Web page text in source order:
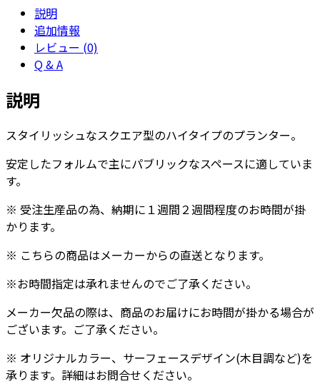
ー
説明
追加情報
レビュー (0)
Q & A
説明
スタイリッシュなスクエア型のハイタイプのプランター。
安定したフォルムで主にパブリックなスペースに適していま
す。
※ 受注生産品の為、納期に１週間２週間程度のお時間が掛
かります。
※ こちらの商品はメーカーからの直送となります。
※お時間指定は承れませんのでご了承ください。
メーカー欠品の際は、商品のお届けにお時間が掛かる場合が
ございます。ご了承ください。
※ オリジナルカラー、サーフェースデザイン(木目調など)を
承ります。詳細はお問合せください。